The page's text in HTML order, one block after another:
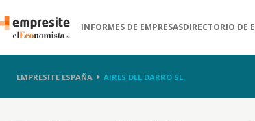
INFORMES DE EMPRESASDIRECTORIO DE
EMPRESITE ESPAÑA AIRES DEL DARRO SL.